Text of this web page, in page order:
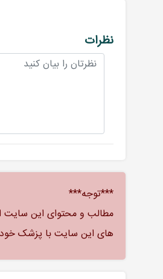
نظرات
***توجه***
مطالب و محتوای این سایت
های این سایت با پزشک